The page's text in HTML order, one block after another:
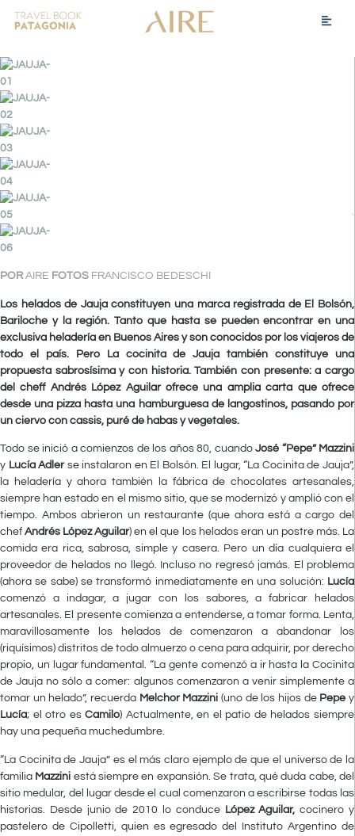
PORAIRE FOTOS FRANCISCO BEDESCHI
Los helados de Jauja constituyen una marca registrada de El Bolsón,
Bariloche y la región. Tanto que hasta se pueden encontrar en una
exclusiva heladería en Buenos Aires y son conocidos por los viajeros de
todo el país. Pero La cocinita de Jauja también constituye una
propuesta sabrosísima y con historia. También con presente: a cargo
del cheff Andrés López Aguilar ofrece una amplia carta que ofrece
desde una pizza hasta una hamburguesa de langostinos, pasando por
un ciervo con cassis, puré de habas y vegetales.
Todo se inició a comienzos de los años 80, cuando José “Pepe” Mazzini
y Lucía Adlerse instalaron en El Bolsón. El lugar, “La Cocinita de Jauja”,
la heladería y ahora también la fábrica de chocolates artesanales,
siempre han estado en el mismo sitio, que se modernizó y amplió con el
tiempo. Ambos abrieron un restaurante (que ahora está a cargo del
chef Andrés López Aguilar) en el que los helados eran un postre más. La
comida era rica, sabrosa, simple y casera. Pero un día cualquiera el
proveedor de helados no llegó. Incluso no regresó jamás. El problema
(ahora se sabe) se transformó inmediatamente en una solución: Lucía
comenzó a indagar, a jugar con los sabores, a fabricar helados
artesanales. El presente comienza a entenderse, a tomar forma. Lenta,
maravillosamente los helados de comenzaron a abandonar los
(riquísimos) distritos de todo almuerzo o cena para adquirir, por derecho
propio, un lugar fundamental. “La gente comenzó a ir hasta la Cocinita
de Jauja no sólo a comer: algunos comenzaron a venir simplemente a
tomar un helado”, recuerda Melchor Mazzini (uno de los hijos de Pepe y
Lucía; el otro esCamilo) Actualmente, en el patio de helados siempre
hay una pequeña muchedumbre.
“La Cocinita de Jauja” es el más claro ejemplo de que el universo de la
familia Mazzini está siempre en expansión. Se trata, qué duda cabe, del
sitio medular, del lugar desde el cual comenzaron a escribirse todas las
historias. Desde junio de 2010 lo conduce López Aguilar, cocinero y
pastelero de Cipolletti, quien es egresado del Instituto Argentino de